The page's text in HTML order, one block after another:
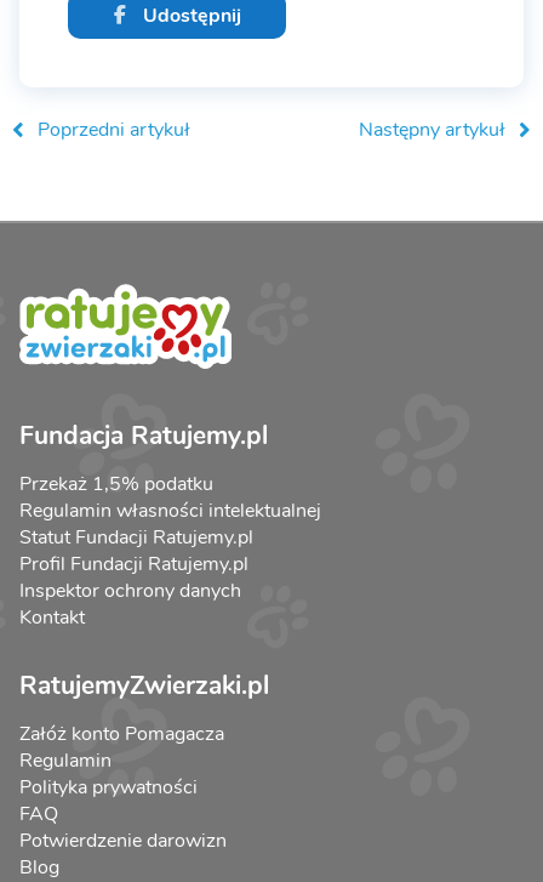
Udostępnij
Poprzedni artykuł Następny artykuł
Fundacja Ratujemy.pl
Przekaż 1,5% podatku
Regulamin własności intelektualnej
Statut Fundacji Ratujemy.pl
Profil Fundacji Ratujemy.pl
Inspektor ochrony danych
Kontakt
RatujemyZwierzaki.pl
Załóż konto Pomagacza
Regulamin
Polityka prywatności
FAQ
Potwierdzenie darowizn
Blog